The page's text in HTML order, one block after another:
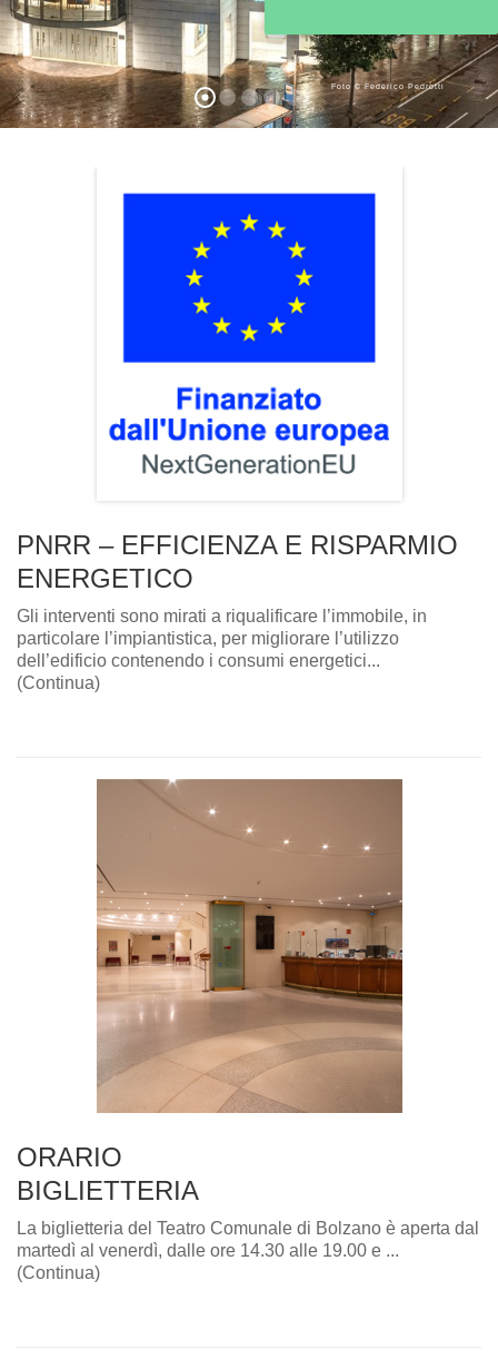
Foto © Federico Pedrotti
PNRR – EFFICIENZA E RISPARMIO
ENERGETICO
Gli interventi sono mirati a riqualificare l’immobile, in
particolare l’impiantistica, per migliorare l’utilizzo
dell’edificio contenendo i consumi energetici...
(Continua)
ORARIO
BIGLIETTERIA
La biglietteria del Teatro Comunale di Bolzano è aperta dal
martedì al venerdì, dalle ore 14.30 alle 19.00 e ...
(Continua)